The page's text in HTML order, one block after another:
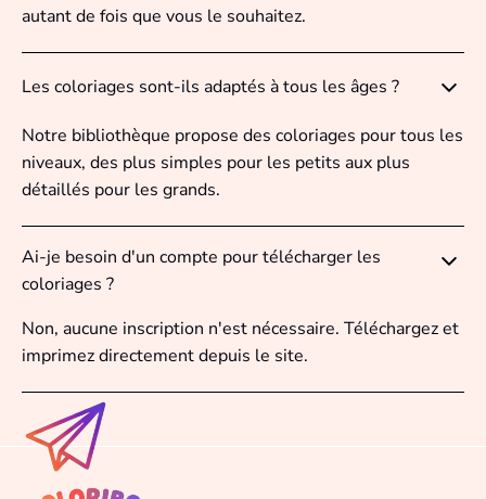
autant de fois que vous le souhaitez.
Les coloriages sont-ils adaptés à tous les âges ?
Notre bibliothèque propose des coloriages pour tous les
niveaux, des plus simples pour les petits aux plus
détaillés pour les grands.
Ai-je besoin d'un compte pour télécharger les
coloriages ?
Non, aucune inscription n'est nécessaire. Téléchargez et
imprimez directement depuis le site.